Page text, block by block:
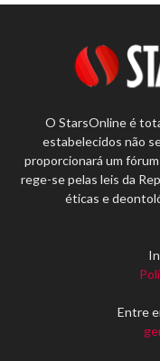
O StarsOnline é
estabelecidos não
proporcionará um
rege-se pelas leis da
éticas e
Entre